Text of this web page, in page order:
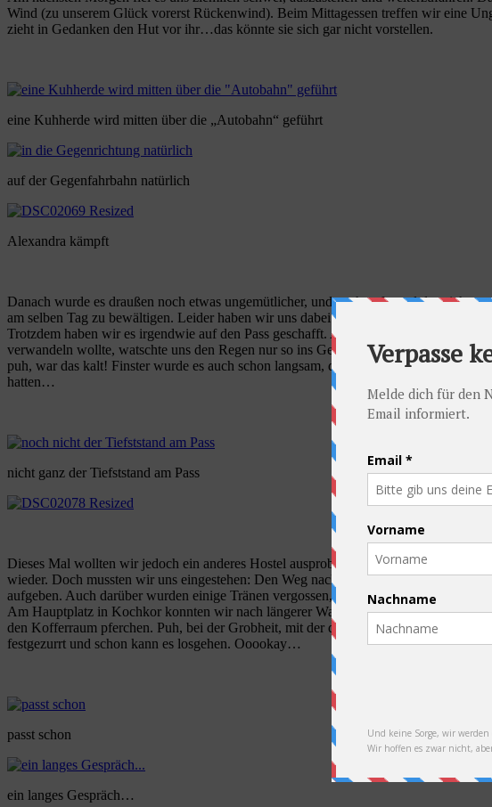
Wind (zu unserem Glück vorerst Rückenwind). Beim Mittagessen treffen wir eine
zieht in Gedanken den Hut vor ihr…das könnte sie sich gar nicht vorstellen.
eine Kuhherde wird mitten über die „Autobahn“ geführt
auf der Gegenfahrbahn natürlich
Alexandra kämpft
Danach wurde es draußen noch etwas ungemütlicher, und auch aufgrund der nicht
am selben Tag zu bewältigen. Leider haben wir uns dabei auch gegen den Wind
Trotzdem haben wir es irgendwie auf den Pass geschafft. An der höchsten Stelle
verwandeln wollte, watschte uns den Regen nur so ins Gesicht. Mehrfach wurden
puh, war das kalt! Finster wurde es auch schon langsam, doch nach 130 km
hatten…
nicht ganz der Tiefststand am Pass
Dieses Mal wollten wir jedoch ein anderes Hostel ausprobieren und kamen zu
wieder. Doch mussten wir uns eingestehen: Den Weg nach Naryn, der über
aufgeben. Auch darüber wurden einige Tränen vergossen, aber was soll man machen!
Am Hauptplatz in Kochkor konnten wir nach längerer Wartezeit ein Auto
den Kofferraum pferchen. Puh, bei der Grobheit, mit der die ans Werk gingen,
festgezurrt und schon kann es losgehen. Ooookay…
passt schon
ein langes Gespräch…